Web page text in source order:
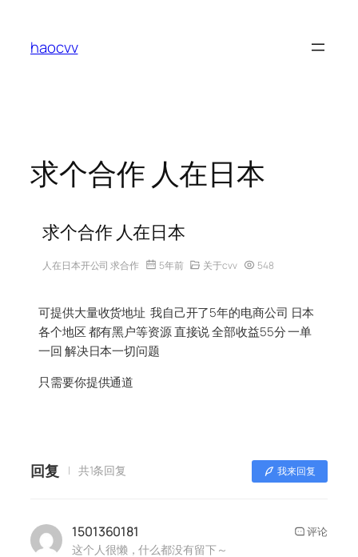
haocvv
求个合作 人在日本
求个合作 人在日本
人在日本开公司 求合作 5年前 关于cvv 548
可提供大量收货地址 我自己开了5年的电商公司 日本
各个地区 都有黑户等资源 直接说 全部收益55分 一单
一回 解决日本一切问题
只需要你提供通道
回复 共1条回复 我来回复
1501360181
这个人很懒，什么都没有留下～
评论